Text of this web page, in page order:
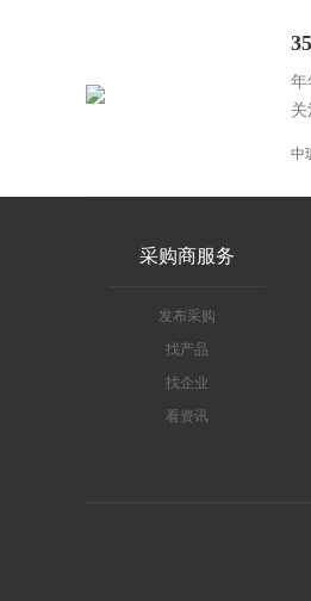
年
中
采购商服务
发布采购
找产品
找企业
看资讯